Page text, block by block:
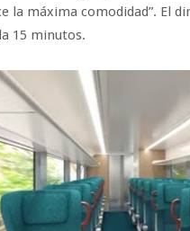
la máxima comodidad”. El
15 minutos.